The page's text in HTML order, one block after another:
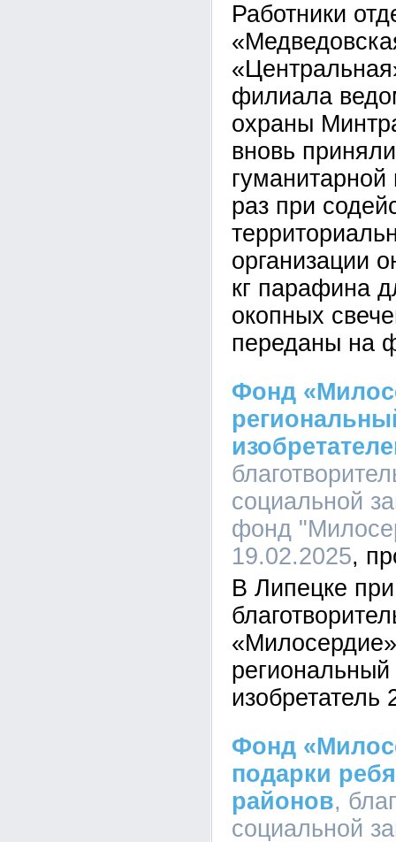
Работники
филиала
охраны
вновь
раз при
организации
кг парафина
окопных
переданы на
Фонд
социальной
фонд
19.02.2025
В Липецке
изобретатель
Фонд
подарки
районов,
социальной